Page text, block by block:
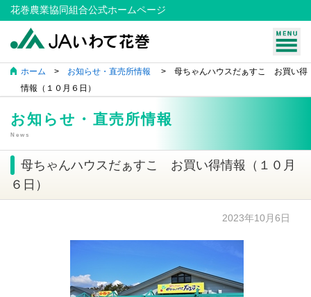
花巻農業協同組合公式ホームページ
ホーム > お知らせ・直売所情報
> 母ちゃんハウスだぁすこ お買い得
情報（１０月６日）
お知らせ・直売所情報
News
母ちゃんハウスだぁすこ お買い得情報（１０月
６日）
2023年10月6日